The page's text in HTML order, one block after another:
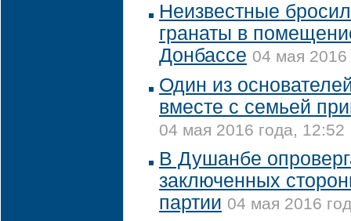
Неизвестные
гранаты в
Донбассе 04 мая 2016
Один из
вместе с семьей
04 мая 2016 года, 12:52
В Душанбе
заключенных
партии 04 мая 2016